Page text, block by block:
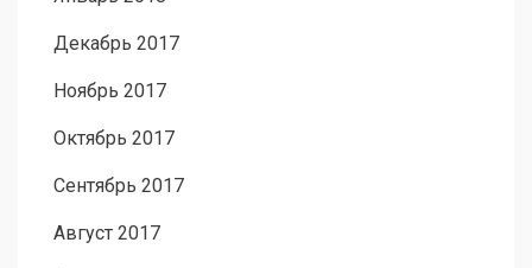
Декабрь 2017
Ноябрь 2017
Октябрь 2017
Сентябрь 2017
Август 2017